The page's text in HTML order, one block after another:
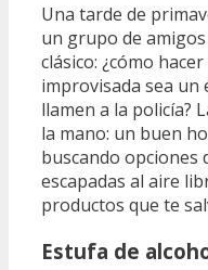
Una tarde de
un grupo de
clásico: ¿cómo
improvisada sea un
llamen a la policía?
la mano: un buen
buscando opciones
escapadas al aire
productos que te
Estufa de